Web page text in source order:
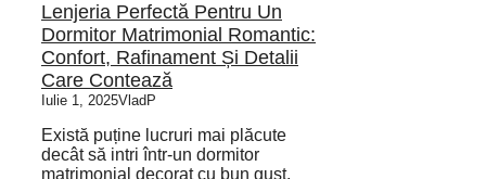
Lenjeria Perfectă Pentru Un
Dormitor Matrimonial Romantic:
Confort, Rafinament Și Detalii
Care Contează
Iulie 1, 2025VladP
Există puține lucruri mai plăcute
decât să intri într-un dormitor
matrimonial decorat cu bun gust,